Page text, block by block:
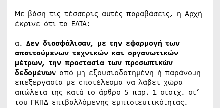
Με βάση τις τέσσερις αυτές παραβάσεις, η Αρχή
έκρινε ότι τα ΕΛΤΑ:
α. Δεν διασφάλισαν, με την εφαρμογή των
απαιτούμενων τεχνικών και οργανωτικών
μέτρων, την προστασία των προσωπικών
δεδομένων από μη εξουσιοδοτημένη ή παράνομη
επεξεργασία με αποτέλεσμα να λάβει χώρα
απώλεια της κατά το άρθρο 5 παρ. 1 στοιχ. στ’
του ΓΚΠΔ επιβαλλόμενης εμπιστευτικότητας.